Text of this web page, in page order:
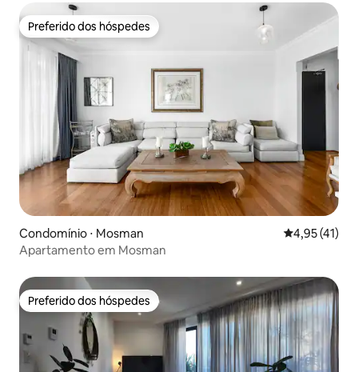
Preferido dos hóspedes
Preferido dos hóspedes
Condomínio ⋅ Mosman 4,95 de uma
4,95 (41)
Apartamento em Mosman
Preferido dos hóspedes
Preferido dos hóspedes